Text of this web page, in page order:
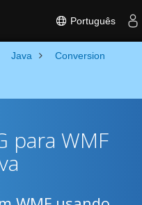
Português
Java Conversion
para WMF